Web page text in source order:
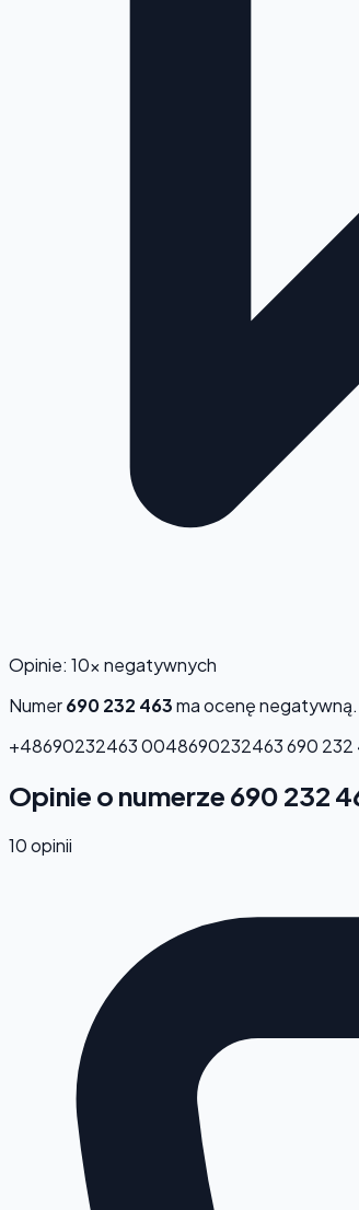
Opinie: 10x negatywnych
Numer690 232 463ma ocenęnegatywną
+486902324630048690232463690 232
Opinie o numerze 690 232
10 opinii